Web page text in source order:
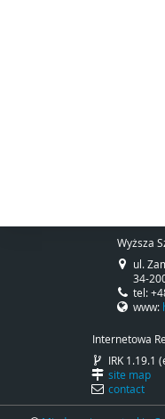
Wyższa
ul.
34-
tel:
www:
Internetowa
IRK 1.19.1
site map
contact